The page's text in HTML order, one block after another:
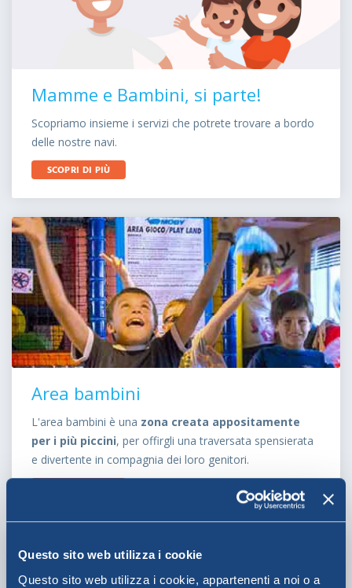
Questo sito web utilizza i cookie
Questo sito web utilizza i cookie, appartenenti a noi o a
Mamme e Bambini, si parte!
Scopriamo insieme i servizi che potrete trovare a bordo
delle nostre navi.
SCOPRI DI PIÙ
Area bambini
L'area bambini è una zona creata appositamente
per i più piccini, per offirgli una traversata spensierata
e divertente in compagnia dei loro genitori.